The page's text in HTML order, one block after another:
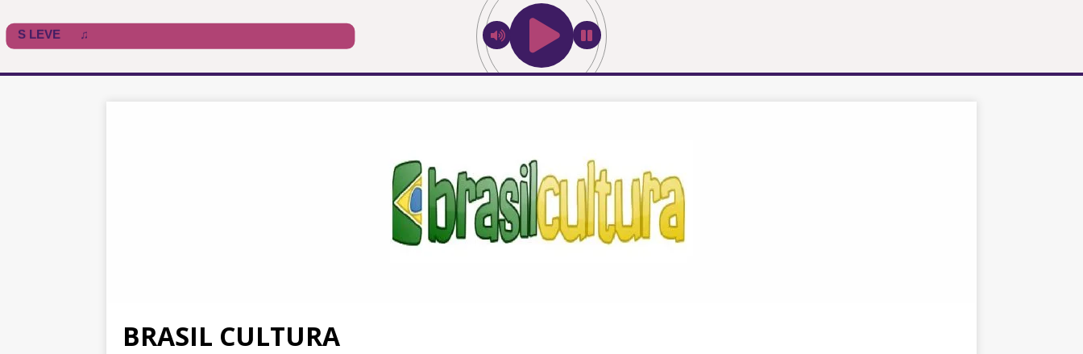
BRASIL CULTURA